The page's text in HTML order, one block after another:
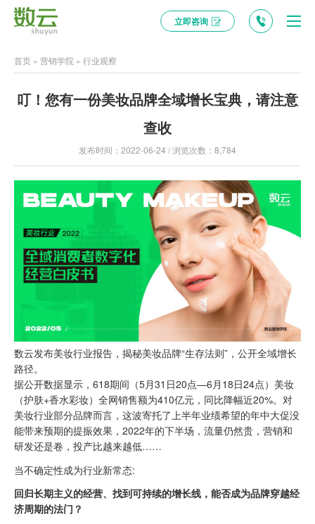
立即咨询
首页 » 营销学院 » 行业观察
叮！您有一份美妆品牌全域增长宝典，请注意
查收
发布时间：2022-06-24 / 浏览次数：8,784
数云发布美妆行业报告，揭秘美妆品牌“生存法则”，公开全域增长
路径。
据公开数据显示，618期间（5月31日20点—6月18日24点）美妆
（护肤+香水彩妆）全网销售额为410亿元，同比降幅近20%。对
美妆行业部分品牌而言，这波寄托了上半年业绩希望的年中大促没
能带来预期的提振效果，2022年的下半场，流量仍然贵，营销和
研发还是卷，投产比越来越低……
当不确定性成为行业新常态:
回归长期主义的经营、找到可持续的增长线，能否成为品牌穿越经
济周期的法门？